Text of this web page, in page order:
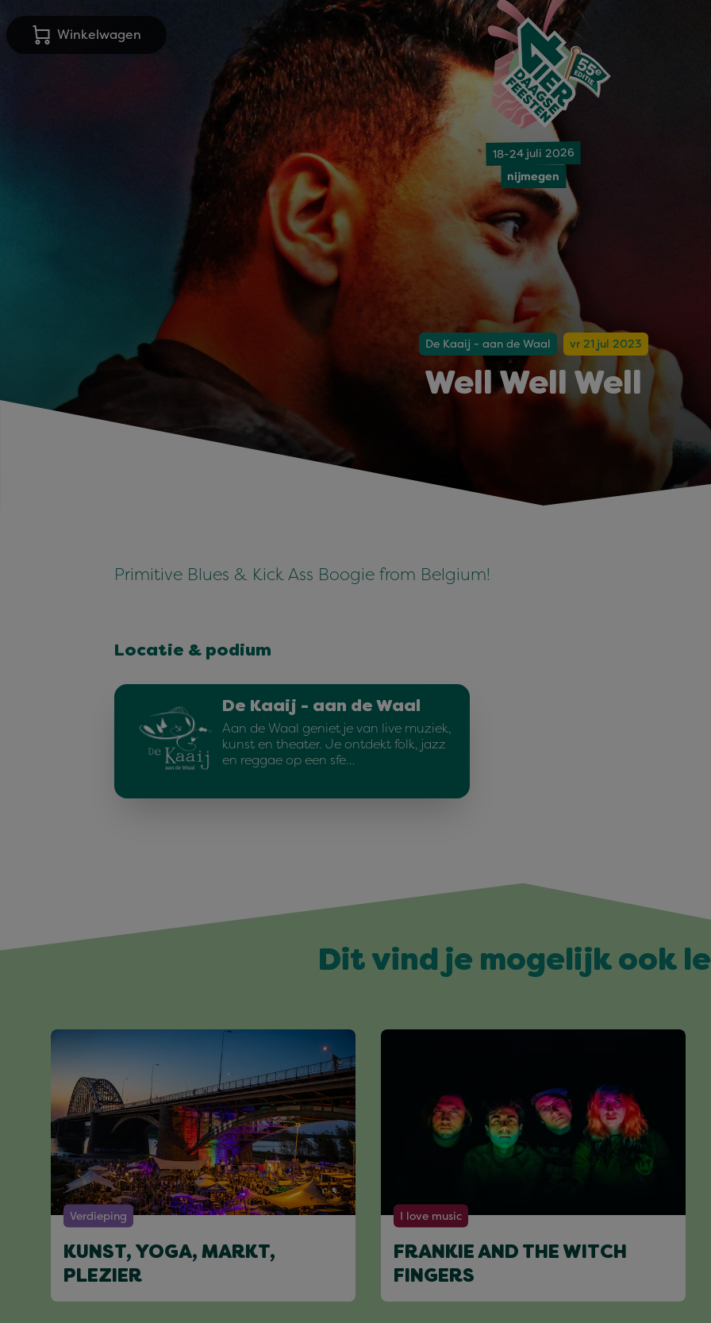
Winkelwagen
18-24 juli 2026
nijmegen
De Kaaij - aan de Waal vr 21 jul 2023
Well Well Well
Primitive Blues & Kick Ass Boogie from Belgium!
Locatie & podium
De Kaaij - aan de Waal
Aan de Waal geniet je van live muziek,
kunst en theater. Je ontdekt folk, jazz
en reggae op een sfe…
Dit vind je mogelijk ook
Verdieping
KUNST, YOGA, MARKT,
PLEZIER
I love music
FRANKIE AND THE WITCH
FINGERS